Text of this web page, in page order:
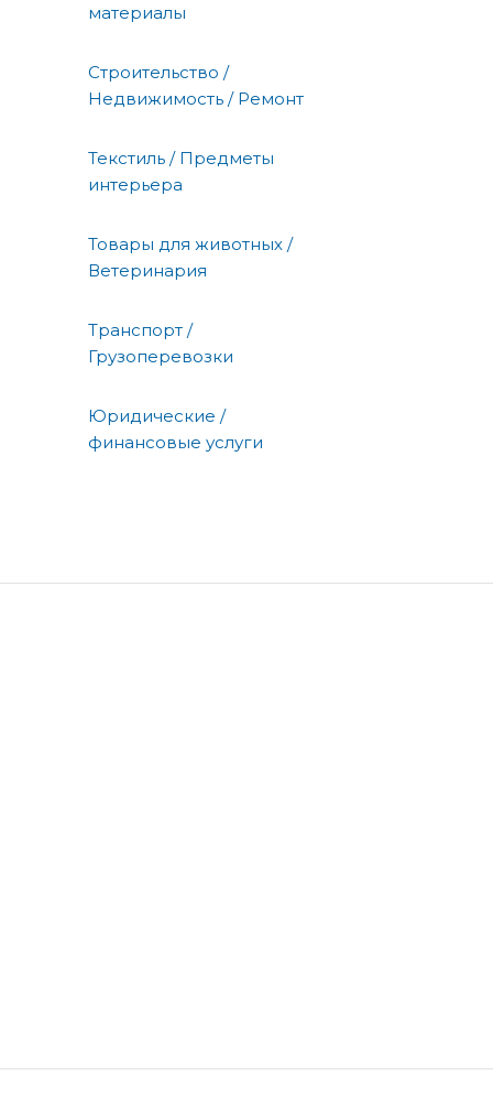
материалы
Строительство /
Недвижимость / Ремонт
Текстиль / Предметы
интерьера
Товары для животных /
Ветеринария
Транспорт /
Грузоперевозки
Юридические /
финансовые услуги